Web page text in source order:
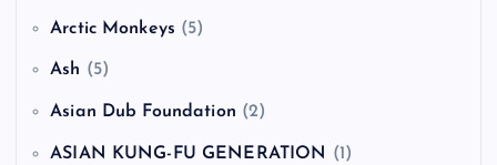
Arctic Monkeys (5)
Ash (5)
Asian Dub Foundation (2)
ASIAN KUNG-FU GENERATION (1)